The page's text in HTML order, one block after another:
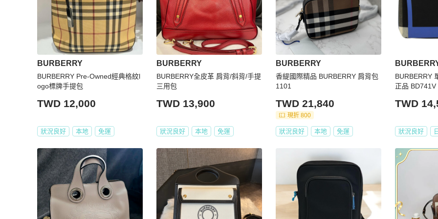
BURBERRY
BURBERRY Pre-Owned經典格紋l
ogo標牌手提包
TWD 12,000
狀況良好 本地 免運
BURBERRY
BURBERRY全皮革 肩背/斜背/手提
三用包
TWD 13,900
狀況良好 本地 免運
BURBERRY
香緹國際精品 BURBERRY 肩背包
1101
TWD 21,840
現折 800
狀況良好 本地 免運
BURBERRY
正品 BD741V
TWD
狀況良好